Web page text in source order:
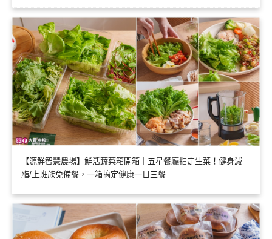
【源鮮智慧農場】鮮活蔬菜箱開箱｜五星餐廳指定生菜！健身減
脂/上班族免備餐，一箱搞定健康一日三餐